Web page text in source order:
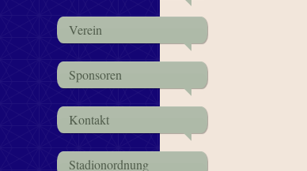
Verein
Sponsoren
Kontakt
Stadionordnung